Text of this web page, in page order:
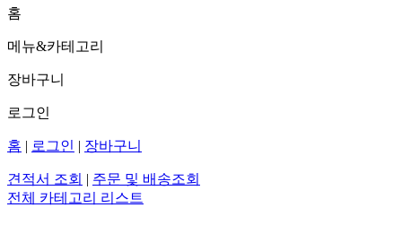
홈
메뉴&카테고리
장바구니
로그인
홈 | 로그인 | 장바구니
견적서 조회 | 주문 및 배송조회
전체 카테고리 리스트